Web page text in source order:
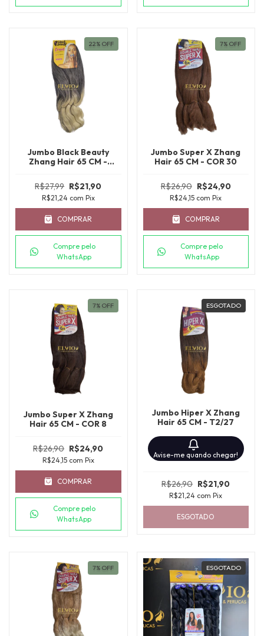
22% OFF
Jumbo Black Beauty
Zhang Hair 65 CM -
R$27,99 R$21,90
R$21,24 com Pix
COMPRAR
Compre pelo
WhatsApp
7% OFF
Jumbo Super X Zhang
Hair 65 CM - COR 30
R$26,90 R$24,90
R$24,15 com Pix
COMPRAR
Compre pelo
WhatsApp
7% OFF
Jumbo Super X Zhang
Hair 65 CM - COR 8
R$26,90 R$24,90
R$24,15 com Pix
COMPRAR
Compre pelo
WhatsApp
ESGOTADO
Jumbo Hiper X Zhang
Hair 65 CM - T2/27
Avise-me quando chegar!
R$26,90 R$21,90
R$21,24 com Pix
ESGOTADO
7% OFF ESGOTADO